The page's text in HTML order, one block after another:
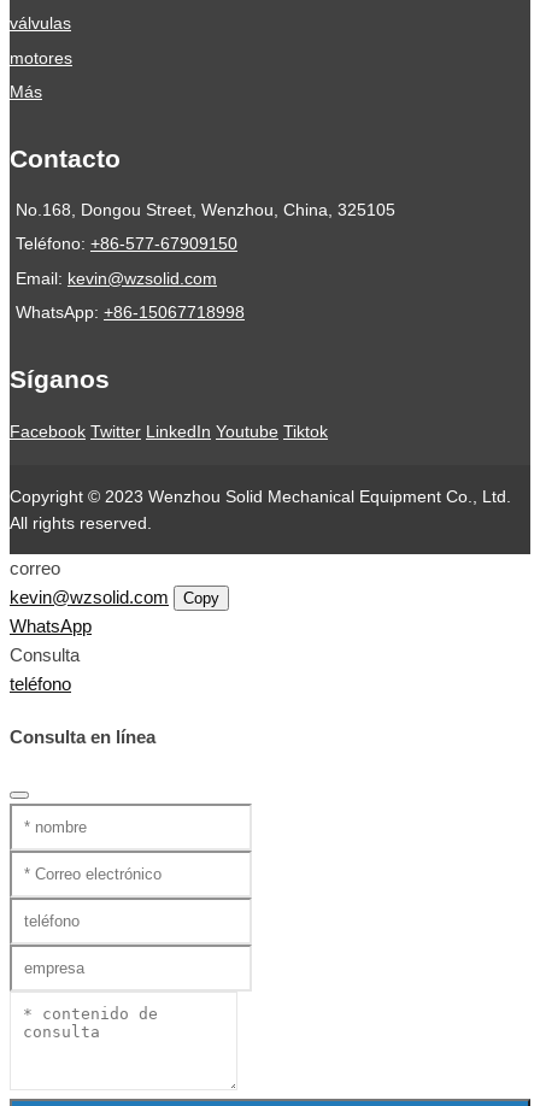
válvulas
motores
Más
Contacto
No.168, Dongou Street, Wenzhou, China, 325105
Teléfono: +86-577-67909150
Email: kevin@wzsolid.com
WhatsApp: +86-15067718998
Síganos
Facebook Twitter LinkedIn Youtube Tiktok
Copyright © 2023 Wenzhou Solid Mechanical Equipment Co., Ltd.
All rights reserved.
correo
kevin@wzsolid.com
Copy
WhatsApp
Consulta
teléfono
Consulta en línea